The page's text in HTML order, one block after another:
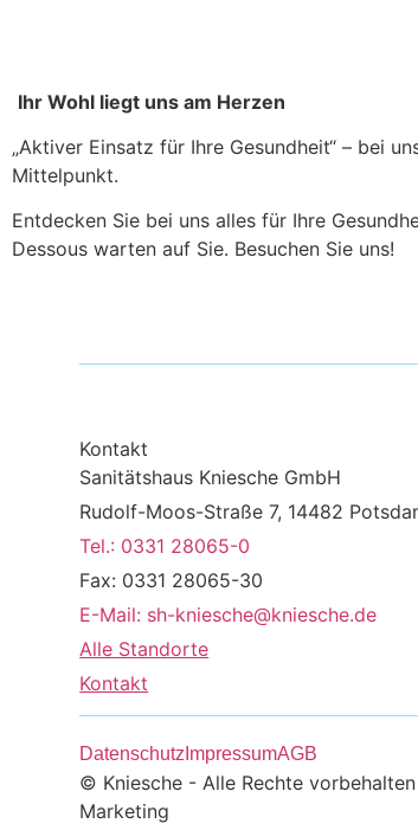
Ihr Wohl liegt uns am Herzen
„Aktiver Einsatz für Ihre Gesundheit“ – bei
Mittelpunkt.
Entdecken Sie bei uns alles für Ihre
Dessous warten auf Sie. Besuchen Sie uns!
Kontakt
Sanitätshaus Kniesche GmbH
Rudolf-Moos-Straße 7, 14482
Tel.: 0331 28065-0
Fax: 0331 28065-30
E-Mail: sh-kniesche@kniesche.de
Alle Standorte
Kontakt
Datenschutz ImpressumAGB
© Kniesche - Alle Rechte
Marketing